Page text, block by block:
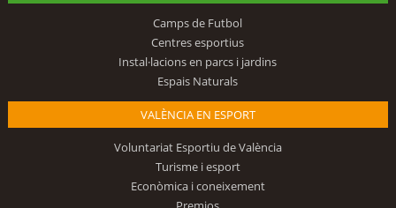
Camps de Futbol
Centres esportius
Instal·lacions en parcs i jardins
Espais Naturals
VALÈNCIA EN ESPORT
Voluntariat Esportiu de València
Turisme i esport
Econòmica i coneixement